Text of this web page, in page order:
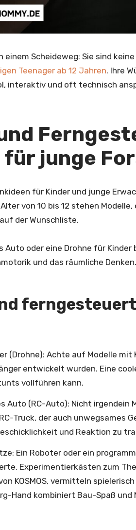
Scheideweg: Sie sind
Teenager ab 12 Jahren. Ihre
interaktiv und oft technisch
für junge
für Kinder und junge
von 10 bis 12 stehen
der Wunschliste.
Auto oder eine Drohne für
und das räumliche Denken.
(Drohne): Achte auf Modelle
entwickelt wurden. Eine
vollführen kann.
Auto (RC-Auto): Nicht irgendein
Truck, der auch unwegsames
und Reaktion zu
Ein Roboter oder ein
Experimentierkästen zum
KOSMOS, vermitteln
Hand kombiniert Bau-Spaß und